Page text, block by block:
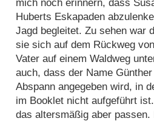
mich noch erinnern, dass
Huberts Eskapaden
Jagd begleitet. Zu sehen war
sie sich auf dem Rückweg
Vater auf einem Waldweg
auch, dass der Name
Abspann angegeben wird, in
im Booklet nicht aufgeführt
das altersmäßig aber passen.